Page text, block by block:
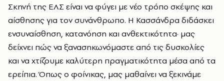
Σκηνή της ΕΛΣ είναι να φύγει με νέο τρόπο σκέψης και
αίσθησης για τον συνάνθρωπο. Η Κασσάνδρα διδάσκει
ενσυναίσθηση, κατανόηση και ανθεκτικότητα· μας
δείχνει πώς να ξανασηκωνόμαστε από τις δυσκολίες
και να χτίζουμε καλύτερη πραγματικότητα μέσα από τα
ερείπια. Όπως ο φοίνικας, μας μαθαίνει να ξεκινάμε